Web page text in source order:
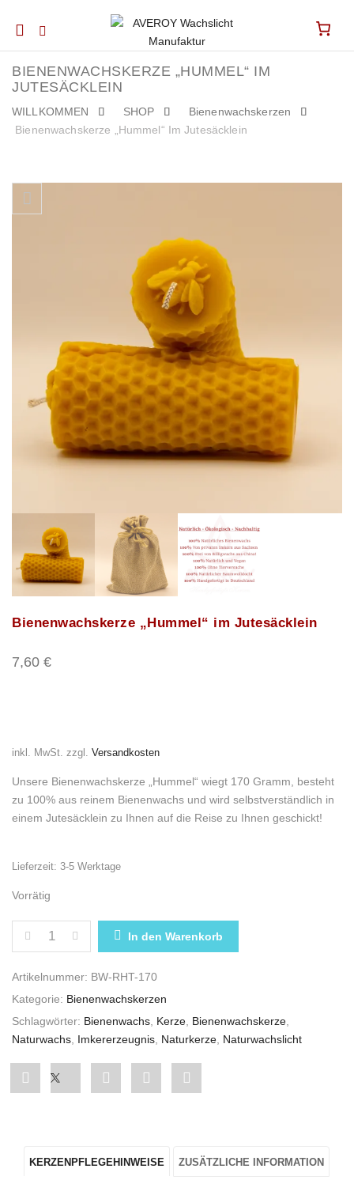
Mobile
BIENENWACHSKERZE „HUMMEL“ IM
JUTESÄCKLEIN
WILLKOMMEN SHOP
Bienenwachskerzen
Bienenwachskerze „Hummel“ Im Jutesäcklein
Skip to content
Bienenwachskerze „Hummel“ im Jutesäcklein
7,60 €
inkl. MwSt. zzgl. Versandkosten
Unsere Bienenwachskerze „Hummel“ wiegt 170 Gramm, besteht
zu 100% aus reinem Bienenwachs und wird selbstverständlich in
einem Jutesäcklein zu Ihnen auf die Reise zu Ihnen geschickt!
Lieferzeit: 3-5 Werktage
Vorrätig
BIENENWACHSKERZE „HUMMEL“ IM JUTESÄCKLEIN
In den Warenkorb
Artikelnummer: BW-RHT-170
Kategorie: Bienenwachskerzen
Schlagwörter: Bienenwachs Kerze Bienenwachskerze
Naturwachs Imkererzeugnis Naturkerze Naturwachslicht
Share
im
„Hummel“
Share
im
Pin
im
Share
im
KERZENPFLEGEHINWEISE ZUSÄTZLICHE INFORMATION